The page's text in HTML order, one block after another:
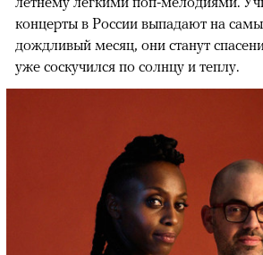
концерты в России выпадают на
дождливый месяц, они станут
уже соскучился по солнцу и теплу.